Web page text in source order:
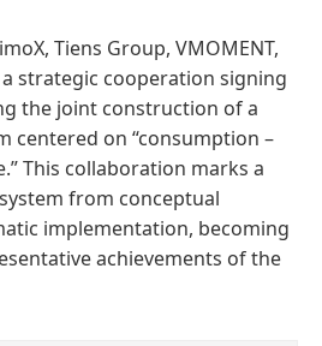
Tiens Group, VMOMENT,
strategic cooperation signing
the joint construction of a
centered on “consumption –
This collaboration marks a
from conceptual
implementation, becoming
achievements of the